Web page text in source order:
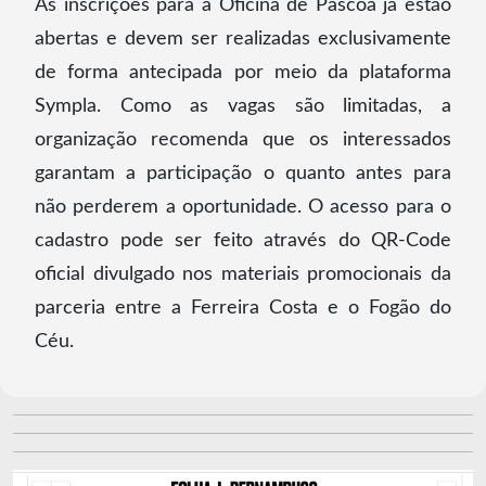
As inscrições para a Oficina de Páscoa já estão
abertas e devem ser realizadas exclusivamente
de forma antecipada por meio da plataforma
Sympla. Como as vagas são limitadas, a
organização recomenda que os interessados
garantam a participação o quanto antes para
não perderem a oportunidade. O acesso para o
cadastro pode ser feito através do QR-Code
oficial divulgado nos materiais promocionais da
parceria entre a Ferreira Costa e o Fogão do
Céu.